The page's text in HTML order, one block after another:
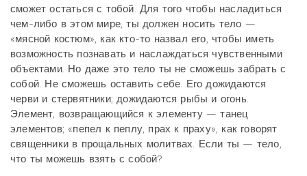
сможет остаться с тобой. Для того чтобы насладиться
чем-либо в этом мире, ты должен носить тело —
«мясной костюм», как кто-то назвал его, чтобы иметь
возможность познавать и наслаждаться чувственными
объектами. Но даже это тело ты не сможешь забрать с
собой. Не сможешь оставить себе. Его дожидаются
черви и стервятники; дожидаются рыбы и огонь.
Элемент, возвращающийся к элементу — танец
элементов; «пепел к пеплу, прах к праху», как говорят
священники в прощальных молитвах. Если ты — тело,
что ты можешь взять с собой?